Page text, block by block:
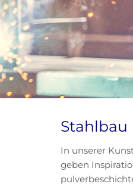
Stahlbau
In unserer
geben